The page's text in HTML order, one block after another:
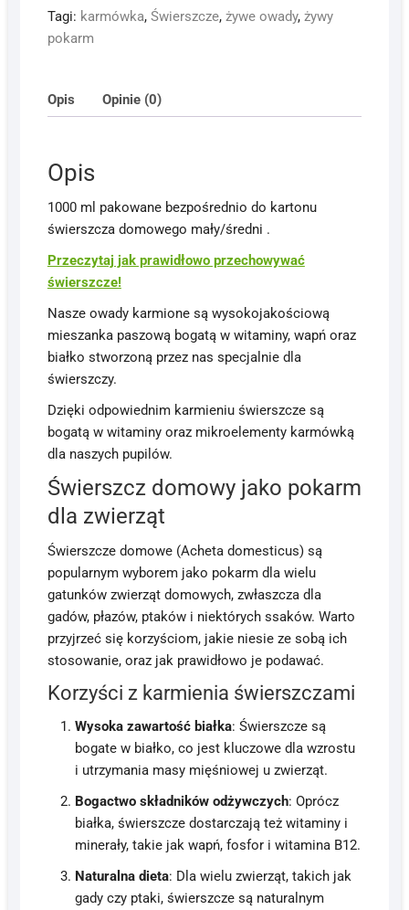
średnie
1000
Tagi: karmówka, Świerszcze, żywe owady, żywy
pokarm
Opis Opinie (0)
Opis
1000 ml pakowane bezpośrednio do kartonu
świerszcza domowego mały/średni .
Przeczytaj jak prawidłowo przechowywać
świerszcze!
Nasze owady karmione są wysokojakościową
mieszanka paszową bogatą w witaminy, wapń oraz
białko stworzoną przez nas specjalnie dla
świerszczy.
Dzięki odpowiednim karmieniu świerszcze są
bogatą w witaminy oraz mikroelementy karmówką
dla naszych pupilów.
Świerszcz domowy jako pokarm
dla zwierząt
Świerszcze domowe (Acheta domesticus) są
popularnym wyborem jako pokarm dla wielu
gatunków zwierząt domowych, zwłaszcza dla
gadów, płazów, ptaków i niektórych ssaków. Warto
przyjrzeć się korzyściom, jakie niesie ze sobą ich
stosowanie, oraz jak prawidłowo je podawać.
Korzyści z karmienia świerszczami
Wysoka zawartość białka: Świerszcze są
bogate w białko, co jest kluczowe dla wzrostu
i utrzymania masy mięśniowej u zwierząt.
Bogactwo składników odżywczych: Oprócz
białka, świerszcze dostarczają też witaminy i
minerały, takie jak wapń, fosfor i witamina B12.
Naturalna dieta: Dla wielu zwierząt, takich jak
gady czy ptaki, świerszcze są naturalnym